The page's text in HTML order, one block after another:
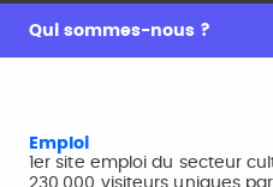
Qui sommes-nous ?
Emploi
1er site emploi du secteur
230.000 visiteurs uniques